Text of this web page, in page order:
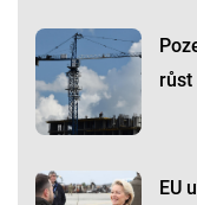
růst
EU